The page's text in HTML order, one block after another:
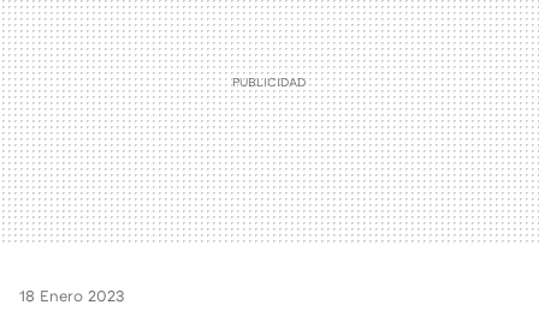
18 Enero 2023